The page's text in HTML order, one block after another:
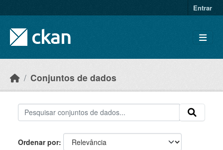
Entrar
Conjuntos de dados
Ordenar por